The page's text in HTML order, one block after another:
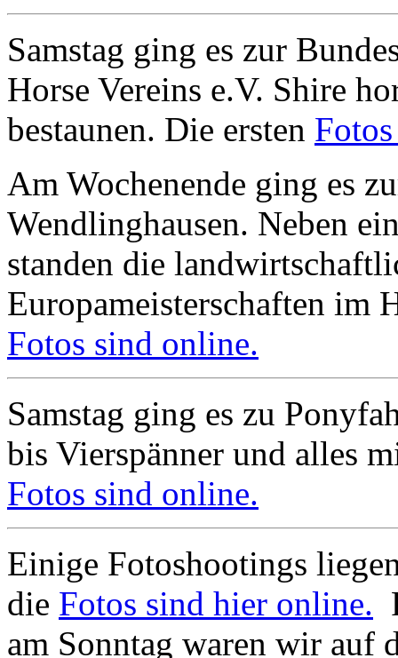
Samstag ging es zur
Horse Vereins e.V. Shire
bestaunen. Die ersten
Am Wochenende ging es
Wendlinghausen. Neben
standen die
Europameisterschaften im
Fotos sind online.
Samstag ging es zu
bis Vierspänner und alles
Fotos sind online.
Einige Fotoshootings
die Fotos sind hier online.
am Sonntag waren wir auf